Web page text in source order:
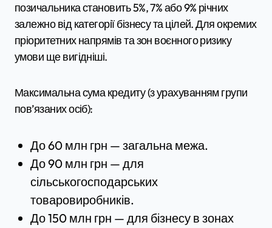
позичальника становить 5%, 7% або 9% річних
залежно від категорії бізнесу та цілей. Для окремих
пріоритетних напрямів та зон воєнного ризику
умови ще вигідніші.
Максимальна сума кредиту (з урахуванням групи
пов’язаних осіб):
До 60 млн грн — загальна межа.
До 90 млн грн — для
сільськогосподарських
товаровиробників.
До 150 млн грн — для бізнесу в зонах